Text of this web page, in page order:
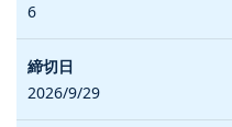
6
2026/9/29